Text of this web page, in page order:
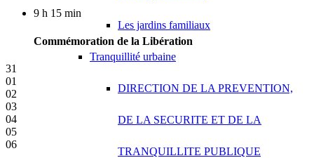
Les jardins familiaux
Tranquillité urbaine
DIRECTION DE LA PREVENTION,
DE LA SECURITE ET DE LA
TRANQUILLITE PUBLIQUE
9 h 15 min
Commémoration de la Libération
31
01
02
03
04
05
06